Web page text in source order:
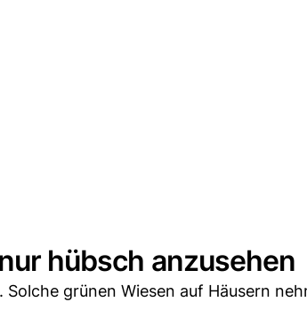
hübsch anzusehen
grünen Wiesen auf Häusern